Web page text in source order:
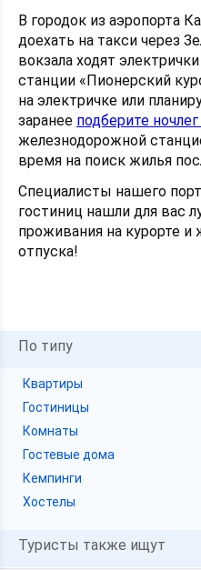
В городок из аэропорта
доехать на такси через
вокзала ходят
станции «Пионерский
на электричке или
заранее подберите
железнодорожной
время на поиск жилья
Специалисты нашего
гостиниц нашли для вас
проживания на курорте
отпуска!
По типу
Квартиры
Гостиницы
Комнаты
Гостевые дома
Кемпинги
Хостелы
Туристы также ищут